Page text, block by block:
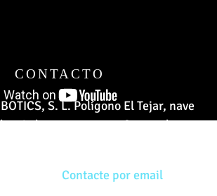
CONTACTO
S. L. Polígono El Tejar, nave
km.6,2 50410 – Cuarte de
Contacte por email